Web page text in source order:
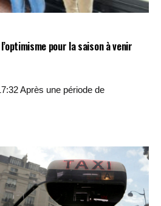
pour la saison à venir
Après une période de